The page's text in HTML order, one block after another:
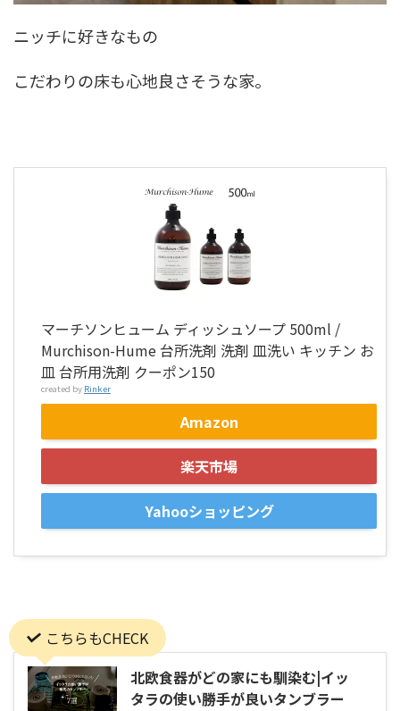
ニッチに好きなもの
こだわりの床も心地良さそうな家。
マーチソンヒューム ディッシュソープ 500ml /
Murchison-Hume 台所洗剤 洗剤 皿洗い キッチン お
皿 台所用洗剤 クーポン150
created by Rinker
Amazon
楽天市場
Yahooショッピング
こちらもCHECK
北欧食器がどの家にも馴染む|イッ
タラの使い勝手が良いタンブラー